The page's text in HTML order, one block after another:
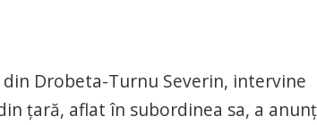
Drobeta-Turnu Severin, intervine
țară, aflat în subordinea sa, a